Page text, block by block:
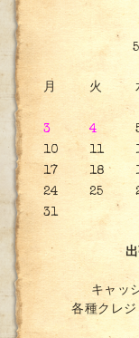
月 火
3
4
10
11
17
18
24
25
31
キャッ
各種クレ